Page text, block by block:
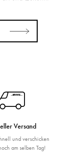
Versand
und verschicken
am selben Tag!